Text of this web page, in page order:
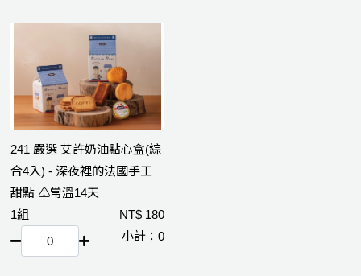
241 嚴選 艾許奶油點心盒(綜
合4入) - 深夜裡的法國手工
甜點 ⚠️常溫14天
1組
180
0